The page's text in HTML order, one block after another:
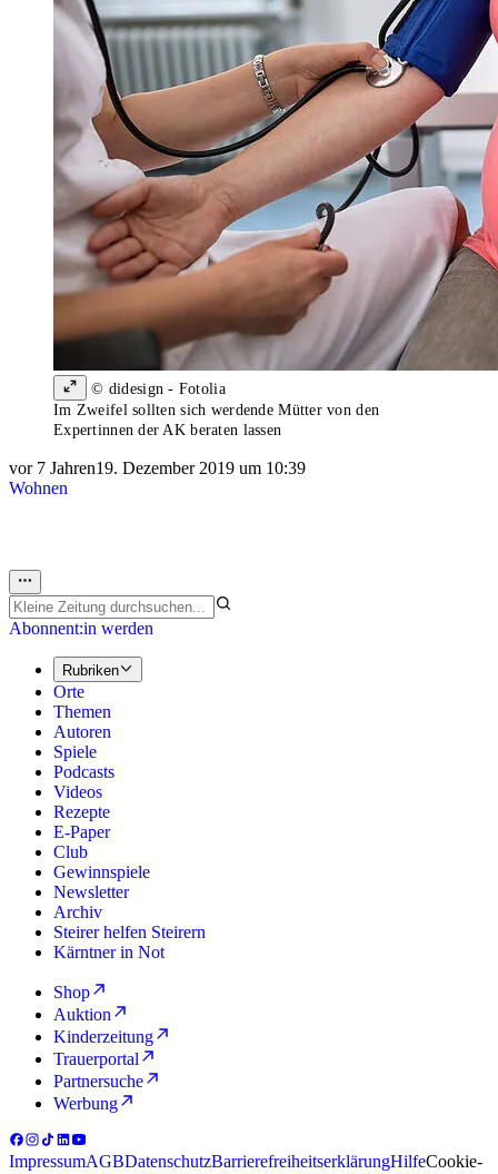
© didesign - Fotolia
Im Zweifel sollten sich werdende Mütter von den
Expertinnen der AK beraten lassen
vor 7 Jahren19. Dezember 2019 um 10:39
Wohnen
Abonnent:in werden
Rubriken
Orte
Themen
Autoren
Spiele
Podcasts
Videos
Rezepte
E-Paper
Club
Gewinnspiele
Newsletter
Archiv
Steirer helfen Steirern
Kärntner in Not
Shop
Auktion
Kinderzeitung
Trauerportal
Partnersuche
Werbung
ImpressumAGBDatenschutzBarrierefreiheitserklärungHilfeCookie-